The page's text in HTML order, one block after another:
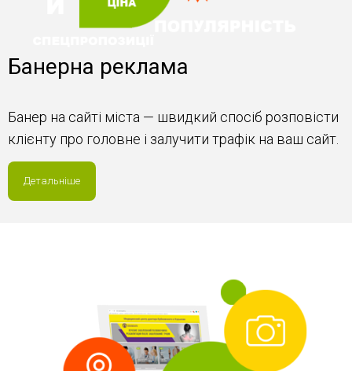
Банерна реклама
Банер на сайті міста — швидкий спосіб розповісти
клієнту про головне і залучити трафік на ваш сайт.
Детальніше